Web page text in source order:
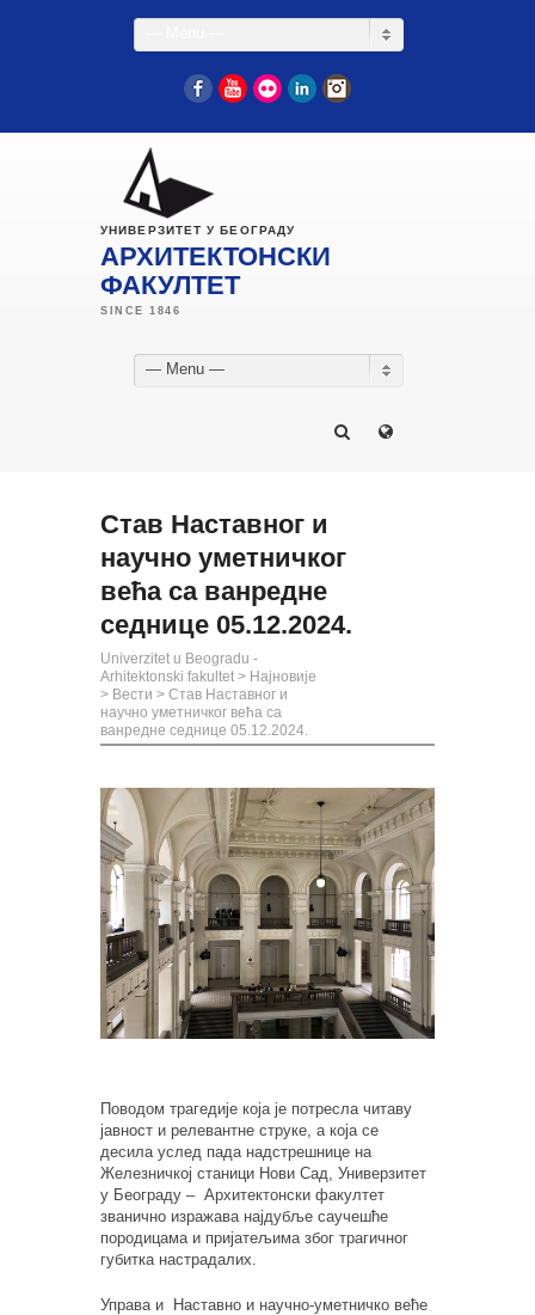
FacebookYouTube
Flickr LinkedIn
УНИВЕРЗИТЕТ У БЕОГРАДУ
АРХИТЕКТОНСКИ
ФАКУЛТЕТ
— Menu —
Став Наставног и
научно уметничког
већа са ванредне
седнице 05.12.2024.
Univerzitet u Beogradu -
Arhitektonski fakultet > Најновије
> Вести > Став Наставног и
научно уметничког већа са
ванредне седнице 05.12.2024.
Поводом трагедије која је потреслачитаву
јавност и релевантне струке, а која се
десила услед пада надстрешнице на
Железничкој станици Нови Сад, Универзитет
у Београду – Архитектонски факултет
званично изражава најдубље саучешће
породицама и пријатељима због трагичног
губитка настрадалих.
Управа и Наставно и научно-уметничко веће